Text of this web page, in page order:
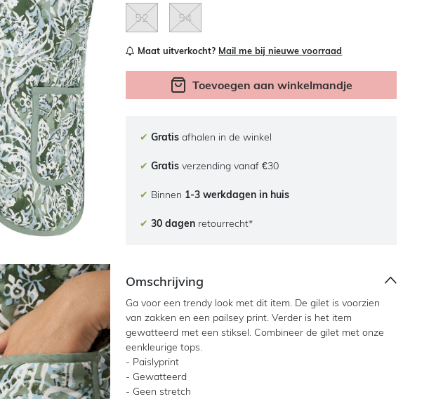
52 54
Maat uitverkocht? Mail me bij nieuwe voorraad
Toevoegen aan winkelmandje
✔ Gratis afhalen in de winkel
✔ Gratis verzending vanaf €30
✔ Binnen 1-3 werkdagen in huis
✔ 30 dagen retourrecht*
Omschrijving
Ga voor een trendy look met dit item. De gilet is voorzien
van zakken en een pailsey print. Verder is het item
gewatteerd met een stiksel. Combineer de gilet met onze
eenkleurige tops.
- Paislyprint
- Gewatteerd
- Geen stretch